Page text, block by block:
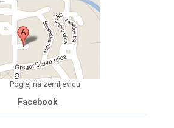
Poglej na zemljevidu
Facebook